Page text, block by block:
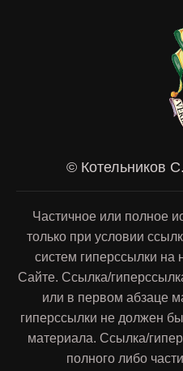
© Котельников
Частичное или полное
только при условии
систем гиперссылки на
Сайте. Ссылка/
или в первом абзаце
гиперссылки не должен
материала. Ссылка/
полного либо